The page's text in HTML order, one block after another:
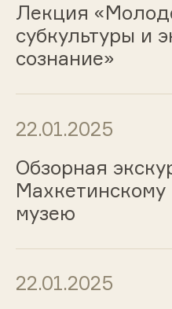
Лекция
субкультуры и
сознание»
22.01.2025
Обзорная
Махкетинскому
музею
22.01.2025